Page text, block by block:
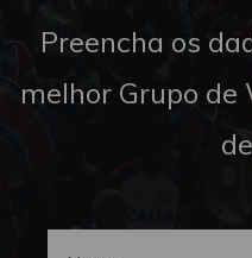
Preencha os
melhor Grupo